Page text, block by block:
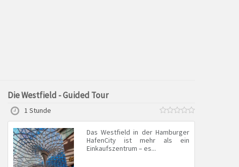
Die Westfield - Guided Tour
1 Stunde
Das Westfield in der Hamburger
HafenCity ist mehr als ein
Einkaufszentrum – es...